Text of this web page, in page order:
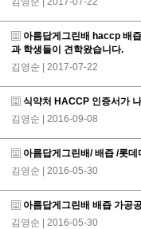
아름답게그린배 haccp 배
과 학생들이 견학왔습니다.
김영순 | 2017-07-22
식약처 HACCP 인증서가
김영순 | 2016-09-08
아름답게그린배/ 배즙 /롯
김영순 | 2016-05-30
아름답게그린배 배즙 가공
김영순 | 2016-05-30